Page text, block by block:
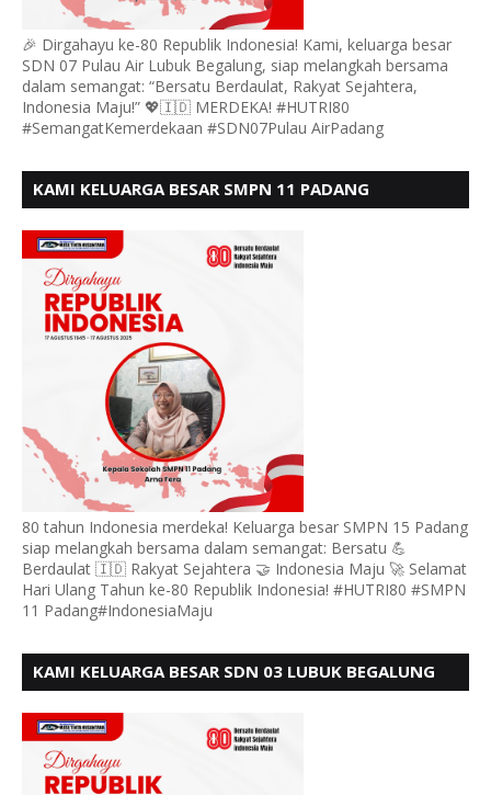
🎉 Dirgahayu ke-80 Republik Indonesia! Kami, keluarga besar
SDN 07 Pulau Air Lubuk Begalung, siap melangkah bersama
dalam semangat: “Bersatu Berdaulat, Rakyat Sejahtera,
Indonesia Maju!” 💖🇮🇩 MERDEKA! #HUTRI80
#SemangatKemerdekaan #SDN07Pulau AirPadang
KAMI KELUARGA BESAR SMPN 11 PADANG
BERDAULAT
80 tahun Indonesia merdeka! Keluarga besar SMPN 15 Padang
siap melangkah bersama dalam semangat: Bersatu 💪
Berdaulat 🇮🇩 Rakyat Sejahtera 🤝 Indonesia Maju 🚀 Selamat
Hari Ulang Tahun ke-80 Republik Indonesia! #HUTRI80 #SMPN
11 Padang#IndonesiaMaju
KAMI KELUARGA BESAR SDN 03 LUBUK BEGALUNG